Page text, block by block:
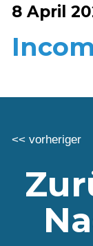
8 April
<< vorheriger